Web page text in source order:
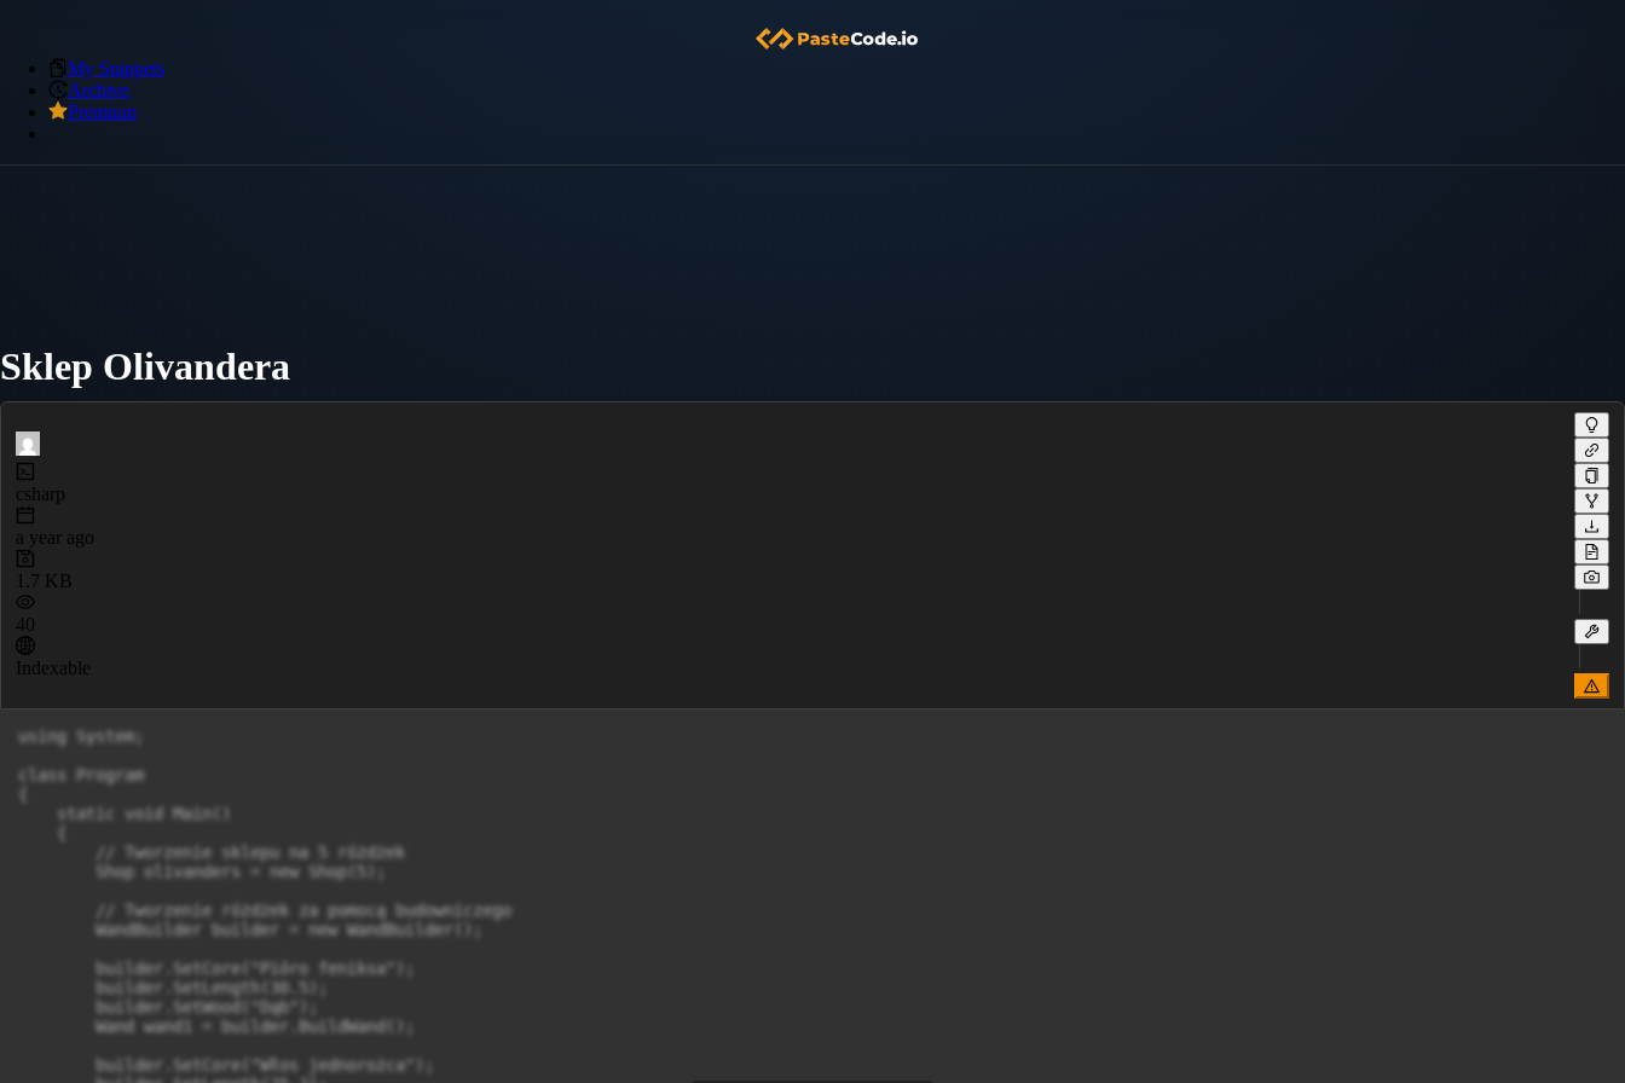
My Snippets
Archive
Premium
Sklep Olivandera
csharp
a year ago
1.7 KB
40
Indexable
using System;
class Program
    static void Main()
        // Tworzenie sklepu na 5 różdżek
        Shop olivanders = new Shop(5);
        // Tworzenie różdżek za pomocą budowniczego
        WandBuilder builder = new WandBuilder();
        builder.SetCore("Pióro feniksa");
        builder.SetLength(30.5);
        builder.SetWood("Dąb");
        Wand wand1 = builder.BuildWand();
        builder.SetCore("Włos jednorożca");